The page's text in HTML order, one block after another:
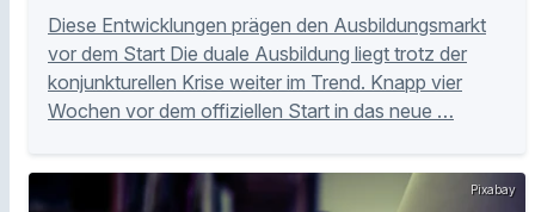
Diese Entwicklungen prägen den Ausbildungsmarkt
vor dem Start Die duale Ausbildung liegt trotz der
konjunkturellen Krise weiter im Trend. Knapp vier
Wochen vor dem offiziellen Start in das neue …
Pixabay